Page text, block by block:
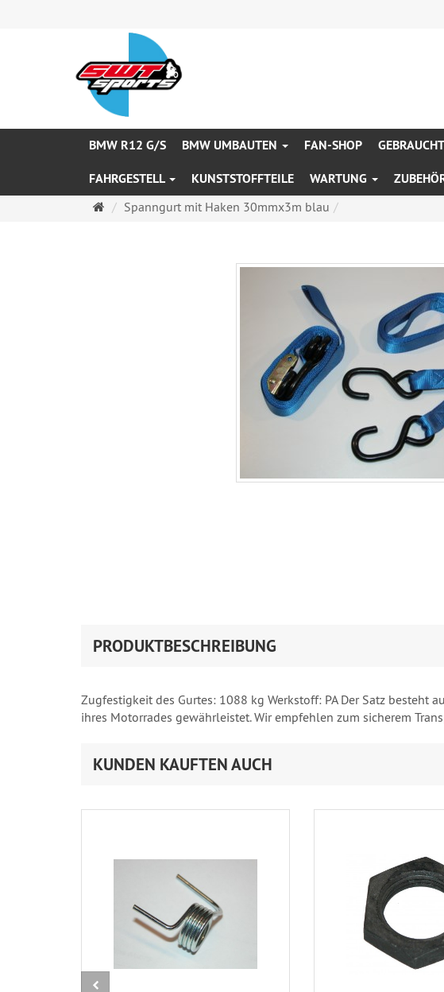
BMW R12 G/S BMW UMBAUTEN FAN-SHOP
FAHRGESTELL
KUNSTSTOFFTEILE WARTUNG
Startseite
Spanngurt mit Haken 30mmx3m blau
PRODUKTBESCHREIBUNG
Zugfestigkeit des Gurtes: 1088 kg Werkstoff: PA Der Satz besteht
ihres Motorrades gewährleistet. Wir empfehlen zum sicherem
KUNDEN KAUFTEN AUCH